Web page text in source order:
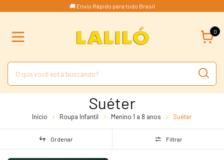
🚚 Envio Rápido para todo Brasil
0
Suéter
Início Roupa Infantil Menino 1 a 8 anos Suéter
Ordenar Filtrar